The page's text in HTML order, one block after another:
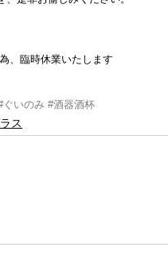
、臨時休業いたします
ぐいのみ #酒器酒杯
ス